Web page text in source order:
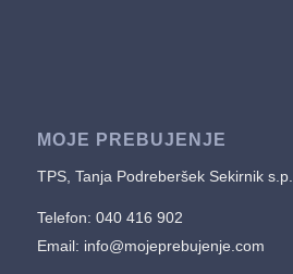
MOJE PREBUJENJE
TPS, Tanja Podreberšek Sekirnik s.p.
Telefon: 040 416 902
Email: info@mojeprebujenje.com